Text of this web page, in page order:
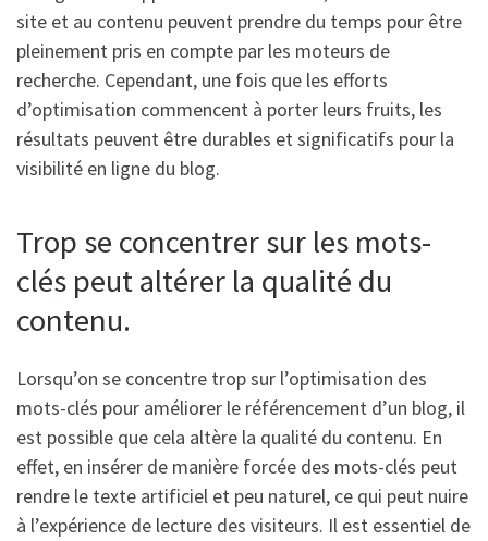
site et au contenu peuvent prendre du temps pour être
pleinement pris en compte par les moteurs de
recherche. Cependant, une fois que les efforts
d’optimisation commencent à porter leurs fruits, les
résultats peuvent être durables et significatifs pour la
visibilité en ligne du blog.
Trop se concentrer sur les mots-
clés peut altérer la qualité du
contenu.
Lorsqu’on se concentre trop sur l’optimisation des
mots-clés pour améliorer le référencement d’un blog, il
est possible que cela altère la qualité du contenu. En
effet, en insérer de manière forcée des mots-clés peut
rendre le texte artificiel et peu naturel, ce qui peut nuire
à l’expérience de lecture des visiteurs. Il est essentiel de